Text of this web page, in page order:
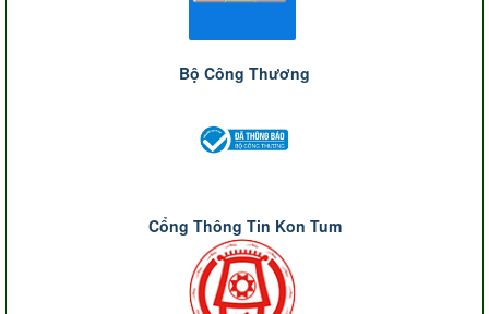
Bộ Công Thương
Cổng Thông Tin Kon Tum